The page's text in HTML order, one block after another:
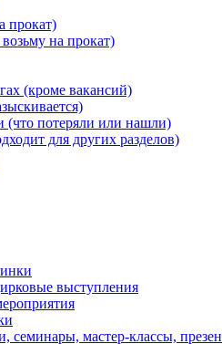
прокат)
на прокат)
(кроме вакансий)
(что потеряли или нашли)
для других разделов)
выступления
семинары, мастер-классы,